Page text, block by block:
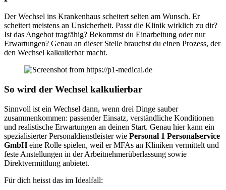
Der Wechsel ins Krankenhaus scheitert selten am Wunsch. Er
scheitert meistens an Unsicherheit. Passt die Klinik wirklich zu dir?
Ist das Angebot tragfähig? Bekommst du Einarbeitung oder nur
Erwartungen? Genau an dieser Stelle brauchst du einen Prozess, der
den Wechsel kalkulierbar macht.
So wird der Wechsel kalkulierbar
Sinnvoll ist ein Wechsel dann, wenn drei Dinge sauber
zusammenkommen: passender Einsatz, verständliche Konditionen
und realistische Erwartungen an deinen Start. Genau hier kann ein
spezialisierter Personaldienstleister wie Personal 1 Personalservice
GmbHeine Rolle spielen, weil er MFAs an Kliniken vermittelt und
feste Anstellungen in der Arbeitnehmerüberlassung sowie
Direktvermittlung anbietet.
Für dich heisst das im Idealfall: